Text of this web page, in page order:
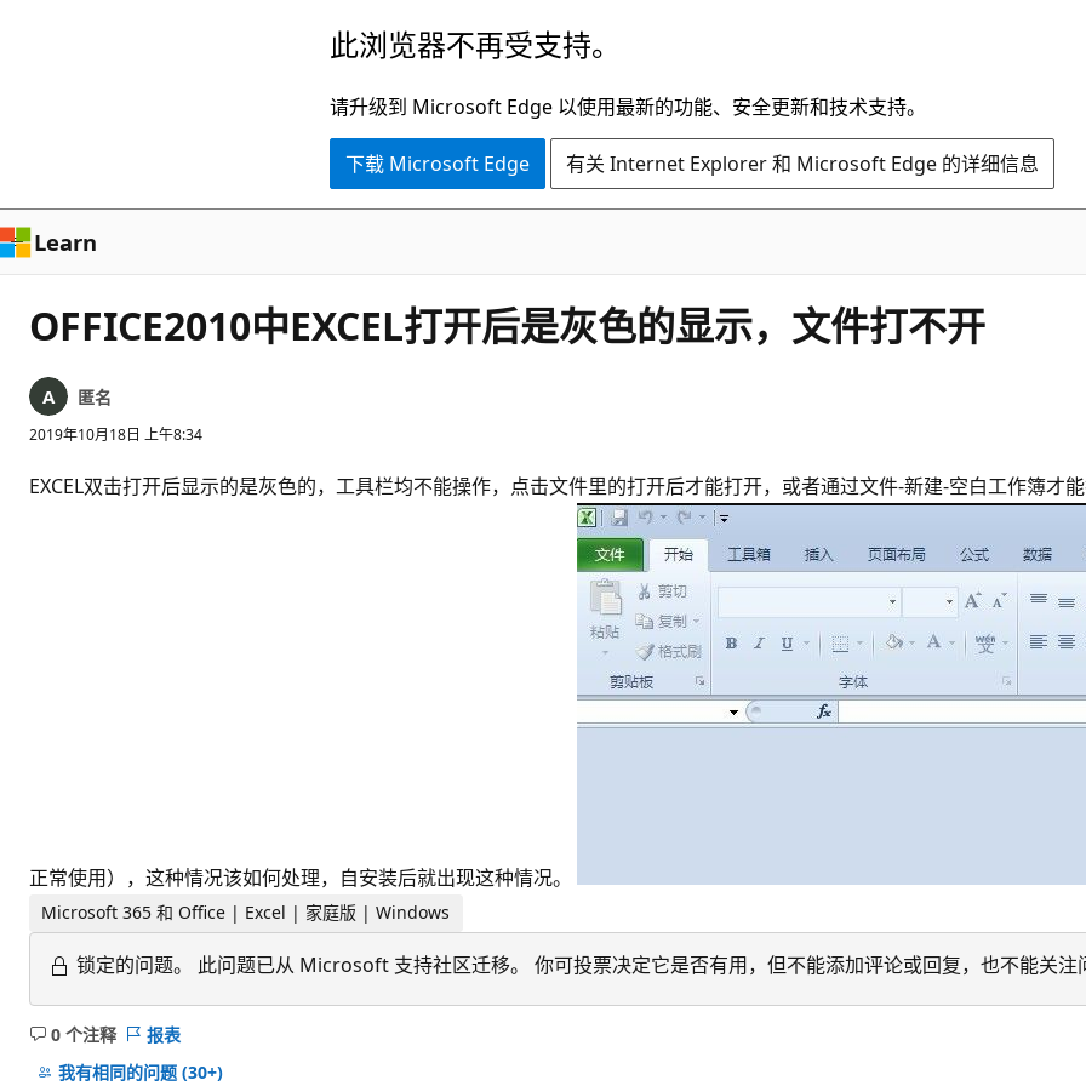
容
此浏览器不再受支持。
请升级到 Microsoft Edge 以使用最新的功能、安全更新和技术支持。
下载 Microsoft Edge 有关 Internet Explorer 和 Microsoft Edge 的详细信息
Learn
OFFICE2010中EXCEL打开后是灰色的显示，文件打不开
匿名
2019年10月18日 上午8:34
EXCEL双击打开后显示的是灰色的，工具栏均不能操作，点击文件里的打开后才能打开，或者通过文件-新建-空白工作簿
正常使用），这种情况该如何处理，自安装后就出现这种情况。
Microsoft 365 和 Office | Excel | 家庭版 | Windows
锁定的问题。 此问题已从 Microsoft 支持社区迁移。 你可投票决定它是否有用，但不能添加评论或回复，也不能关注
0 个注释
无
注
报表
我有相同的问题 (30+)